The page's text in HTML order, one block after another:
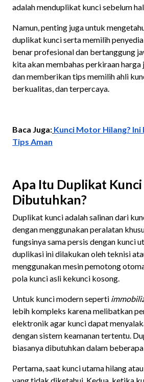
adalah menduplikat kunci sebelum
Namun, penting juga untuk
duplikat kunci serta memilih
benar profesional dan bertanggung
kita akan membahas perkiraan
dan memberikan tips memilih ahli
berkualitas, dan terpercaya.
Baca Juga: Kunci Motor Hilang? Ini
Tips Aman
Apa Itu Duplikat Kunci
Dibutuhkan?
Duplikat kunci adalah salinan dari
dengan menggunakan peralatan
fungsinya sama persis dengan kunci
duplikasi ini dilakukan oleh teknisi
menggunakan mesin pemotong
pola kunci asli kekunci kosong.
Untuk kunci modern seperti
lebih kompleks karena melibatkan
elektronik agar kunci dapat
dengan sistem keamanan tertentu.
biasanya dibutuhkan dalam
Pertama, saat kunci utama hilang
yang tidak diketahui. Kedua, ketika